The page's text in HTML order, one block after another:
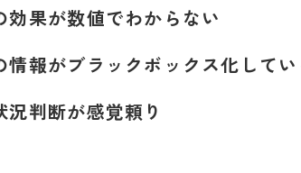
効果が数値でわからない
情報がブラックボックス化してい
況判断が感覚頼り